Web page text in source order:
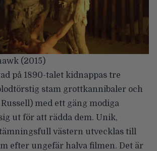
(2015)
på 1890-talet kidnappas tre
stam grottkannibaler och
med ett gäng modiga
ut för att rädda dem. Unik,
västern utvecklas till
efter ungefär halva filmen. Det är